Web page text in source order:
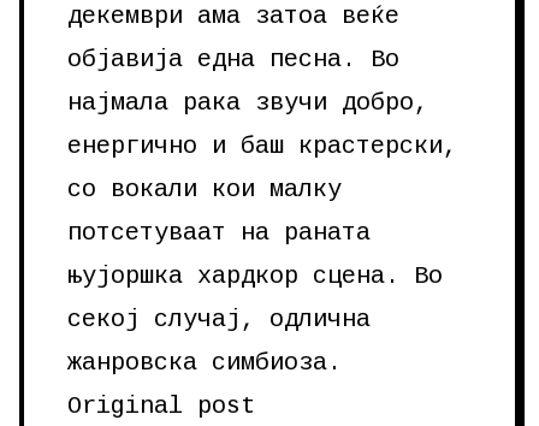
декември ама затоа веќе
објавија една песна. Во
најмала рака звучи добро,
енергично и баш крастерски,
со вокали кои малку
потсетуваат на раната
њујоршка хардкор сцена. Во
секој случај, одлична
жанровска симбиоза.
Original post